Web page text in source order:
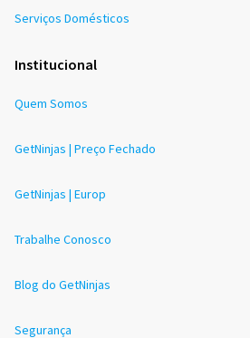
Serviços Domésticos
Institucional
Quem Somos
GetNinjas | Preço Fechado
GetNinjas | Europ
Trabalhe Conosco
Blog do GetNinjas
Segurança